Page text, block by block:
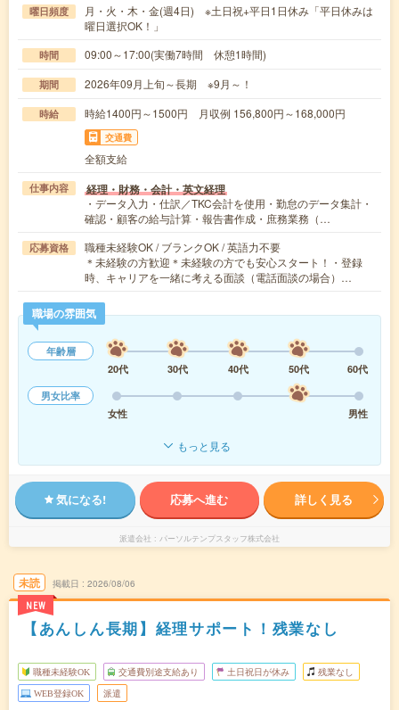
曜日頻度
月・火・木・金(週4日) ※土日祝+平日1日休み「平日休みは
曜日選択OK！」
時間 09:00～17:00(実働7時間 休憩1時間)
期間 2026年09月上旬～長期 ※9月～！
時給 時給1400円～1500円 月収例 156,800円～168,000円
交通費
全額支給
仕事内容 経理・財務・会計・英文経理
・データ入力・仕訳／TKC会計を使用・勤怠のデータ集計・
確認・顧客の給与計算・報告書作成・庶務業務（…
応募資格
職種未経験OK / ブランクOK / 英語力不要
＊未経験の方歓迎＊未経験の方でも安心スタート！・登録
時、キャリアを一緒に考える面談（電話面談の場合）…
職場の雰囲気
年齢層
20代
30代 40代 50代
60代
男女比率
女性
男性
もっと見る
気になる! 応募へ進む 詳しく見る
派遣会社 パーソルテンプスタッフ株式会社
未読
NEW
掲載日 2026/08/06
【あんしん長期】経理サポート！残業なし
職種未経験OK 交通費別途支給あり 土日祝日が休み 残業なし
WEB登録OK 派遣